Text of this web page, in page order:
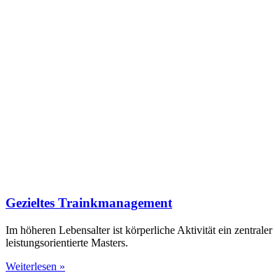
Gezieltes Trainkmanagement
Im höheren Lebensalter ist körperliche Aktivität ein
leistungsorientierte Masters.
Weiterlesen »